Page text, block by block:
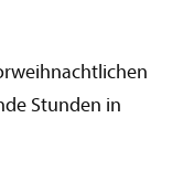
Stunden in